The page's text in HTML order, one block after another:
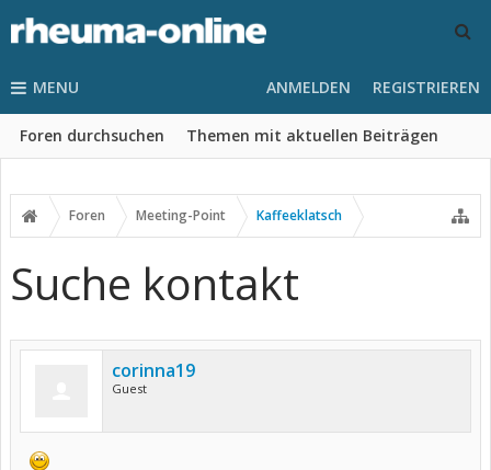
MENU
Foren durchsuchen Themen mit aktuellen Beiträgen
ANMELDEN REGISTRIEREN
Foren Meeting-Point Kaffeeklatsch
Suche kontakt
corinna19
Guest